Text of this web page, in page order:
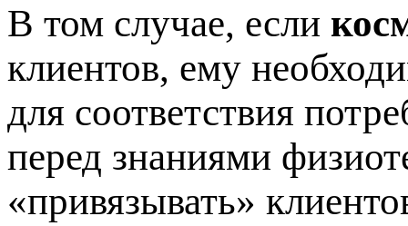
В том случае, если
клиентов, ему
для соответствия
перед знаниями
«привязывать»